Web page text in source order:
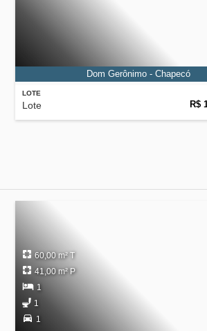
LOTE
Lote R$
Dom Gerônimo - Chapecó
60,00 m² T
41,00 m² P
1
1
1